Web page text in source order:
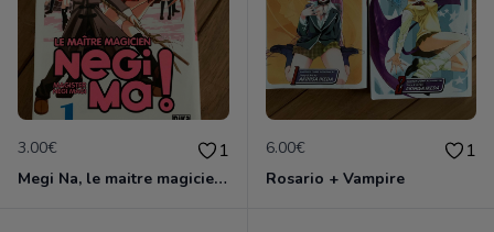
3.00€ 1
Megi Na, le maitre magicien, Volume 1
6.00€ 1
Rosario + Vampire